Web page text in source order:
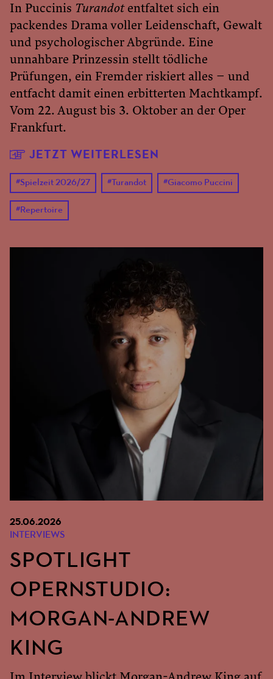
In Puccinis Turandotentfaltet sich ein
packendes Drama voller Leidenschaft, Gewalt
und psychologischer Abgründe. Eine
unnahbare Prinzessin stellt tödliche
Prüfungen, ein Fremder riskiert alles – und
entfacht damit einen erbitterten Machtkampf.
Vom 22. August bis 3. Oktober an der Oper
Frankfurt.
JETZT WEITERLESEN
#Spielzeit 2026/27 # Turandot #Giacomo Puccini
#Repertoire
25.06.2026
INTERVIEWS
SPOTLIGHT
OPERNSTUDIO:
MORGAN-ANDREW
KING